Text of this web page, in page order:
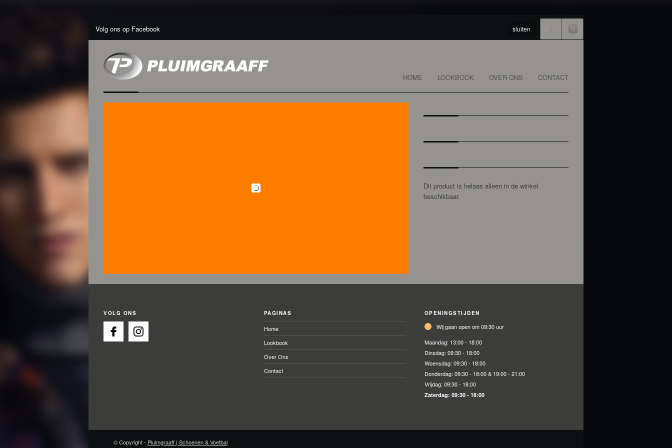
Volg ons op Facebook sluiten
HOME LOOKBOOK OVER ONS CONTACT
Dit product is helaas alleen in de winkel
beschikbaar.
VOLG ONS PAGINAS
Home
Lookbook
Over Ons
Contact
OPENINGSTIJDEN
Wij gaan open om 09:30 uur
Maandag: 13:00 - 18:00
Dinsdag: 09:30 - 18:00
Woensdag: 09:30 - 18:00
Donderdag: 09:30 - 18:00 & 19:00 - 21:00
Vrijdag: 09:30 - 18:00
Zaterdag: 09:30 - 18:00
© Copyright - Pluimgraaff | Schoenen & Voetbal